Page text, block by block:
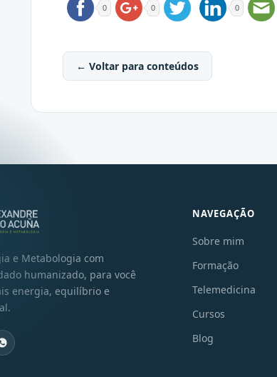
0 0 0
← Voltar para conteúdos
e Metabologia com
humanizado, para você
energia, equilíbrio e
NAVEGAÇÃO
Sobre mim
Formação
Telemedicina
Cursos
Blog